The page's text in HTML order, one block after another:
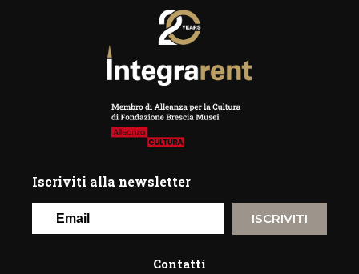
Iscriviti alla newsletter
ISCRIVITI
Contatti